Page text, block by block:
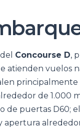
Concourse D,
vuelos
de 1.000
puertas D60;
apertura